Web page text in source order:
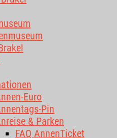
Euro
Pin
& Parken
FAQ AnnenTicket